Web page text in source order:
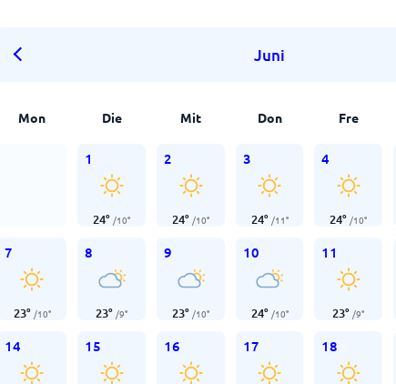
Juni
Mon Die Mit Don Fre
1
24° /10°
2
24° /10°
3
24° /11°
4
24° /10°
7
23° /10°
8
23° /9°
9
23° /10°
10
24° /10°
11
23° /9°
14 15 16 17 18